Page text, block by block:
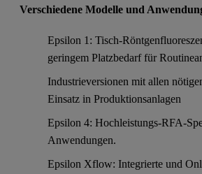
Verschiedene Modelle und
Epsilon 1: Tisch-
geringem Platzbedarf für
Industrieversionen mit allen
Einsatz in Produktionsanlagen
Epsilon 4: Hochleistungs-RFA-
Anwendungen.
Epsilon Xflow: Integrierte und